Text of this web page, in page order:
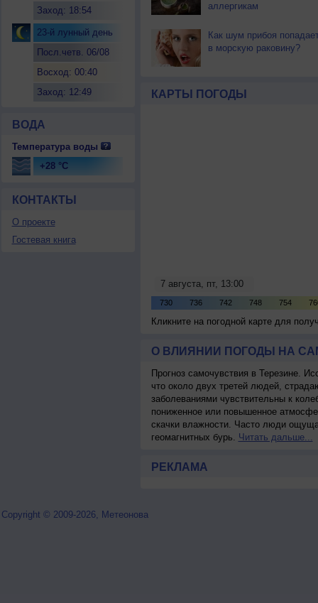
Заход: 18:54
23-й лунный день
Посл.четв. 06/08
Восход: 00:40
Заход: 12:49
ВОДА
Температура воды
+28 °C
КОНТАКТЫ
О проекте
Гостевая книга
аллергикам
Как шум прибоя
в морскую раковину?
КАРТЫ ПОГОДЫ
Кликните на погодной карте для
О ВЛИЯНИИ ПОГОДЫ НА
Прогноз самочувствия в Терезине.
что около двух третей людей,
заболеваниями чувствительны к
пониженное или повышенное
скачки влажности. Часто люди
геомагнитных бурь. Читать дальше...
РЕКЛАМА
Copyright © 2009-2026, Метеонова